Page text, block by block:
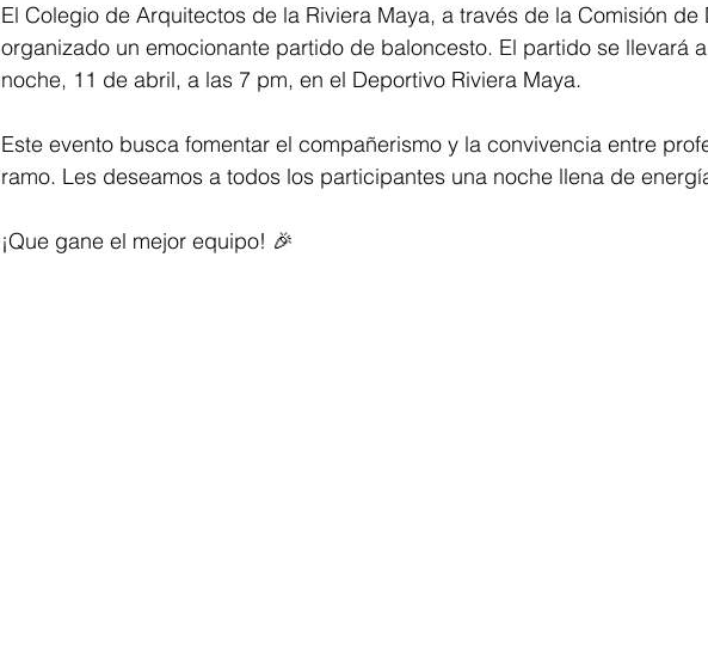
El Colegio de Arquitectos de la Riviera Maya, a través de la Comisión de
organizado un emocionante partido de baloncesto. El partido se llevará
noche, 11 de abril, a las 7 pm, en el Deportivo Riviera Maya.
Este evento busca fomentar el compañerismo y la convivencia entre
ramo. Les deseamos a todos los participantes una noche llena de
¡Que gane el mejor equipo! 🎉